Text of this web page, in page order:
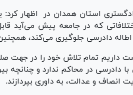
استان همدان در اظهار کرد:
که در جامعه پیش می‌آید
اطاله دادرسی جلوگیری می‌کند،
داریم تمام تلاش خود را در جهت
دادرسی در محاکم ندارد و چنانچه
انصاف و عدالت، به داوری بپردازند.